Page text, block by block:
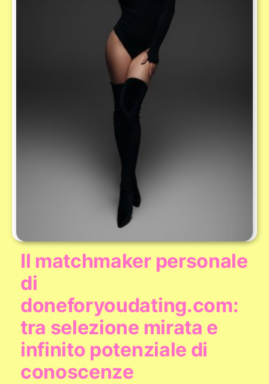
Il matchmaker personale
di
doneforyoudating.com:
tra selezione mirata e
infinito potenziale di
conoscenze